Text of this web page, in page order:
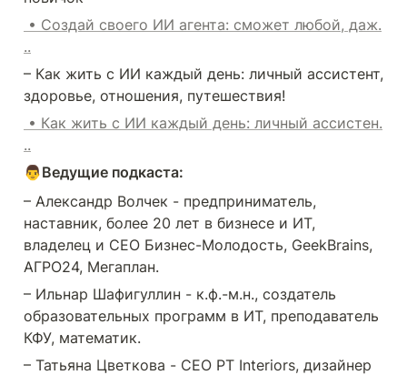
• Создай своего ИИ агента: сможет любой, даж.
..
– Как жить с ИИ каждый день: личный ассистент,
здоровье, отношения, путешествия!
• Как жить с ИИ каждый день: личный ассистен.
..
👨Ведущие подкаста:
– Александр Волчек - предприниматель,
наставник, более 20 лет в бизнесе и ИТ,
владелец и СЕО Бизнес-Молодость, GeekBrains,
АГРО24, Мегаплан.
– Ильнар Шафигуллин - к.ф.-м.н., создатель
образовательных программ в ИТ, преподаватель
КФУ, математик.
– Татьяна Цветкова - CEO PT Interiors, дизайнер